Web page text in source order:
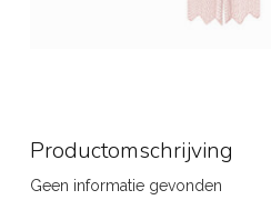
Productomschrijving
Geen informatie gevonden